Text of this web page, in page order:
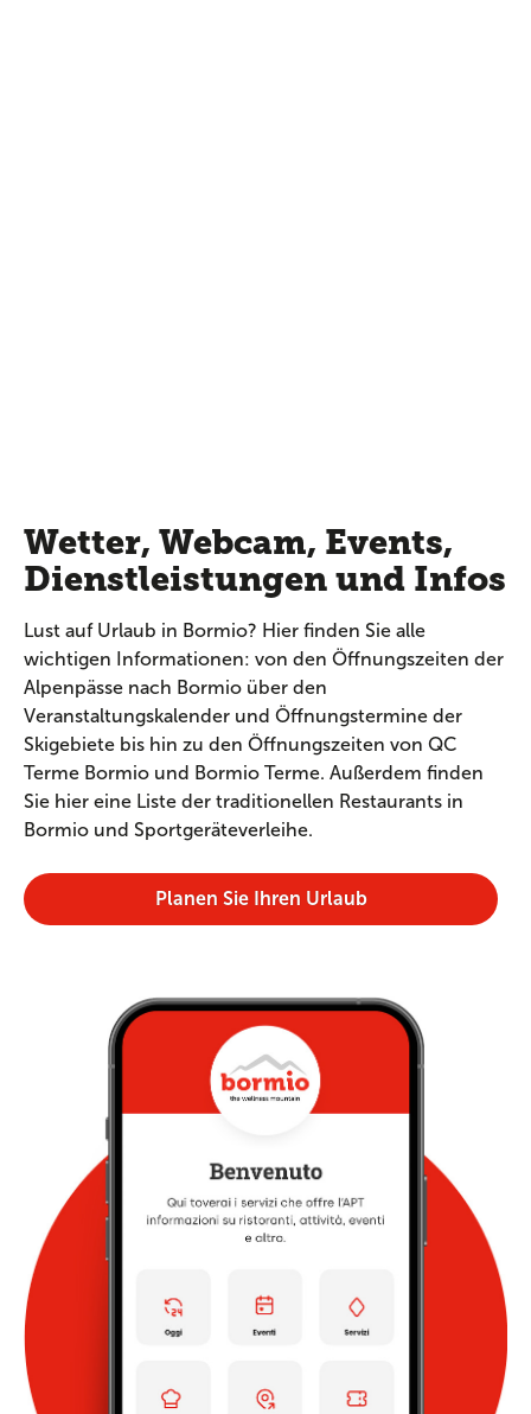
Wetter, Webcam, Events,
Dienstleistungen und Infos
Lust auf Urlaub in Bormio? Hier finden Sie alle
wichtigen Informationen: von den Öffnungszeiten der
Alpenpässe nach Bormio über den
Veranstaltungskalender und Öffnungstermine der
Skigebiete bis hin zu den Öffnungszeiten von QC
Terme Bormio und Bormio Terme. Außerdem finden
Sie hier eine Liste der traditionellen Restaurants in
Bormio und Sportgeräteverleihe.
Planen Sie Ihren Urlaub